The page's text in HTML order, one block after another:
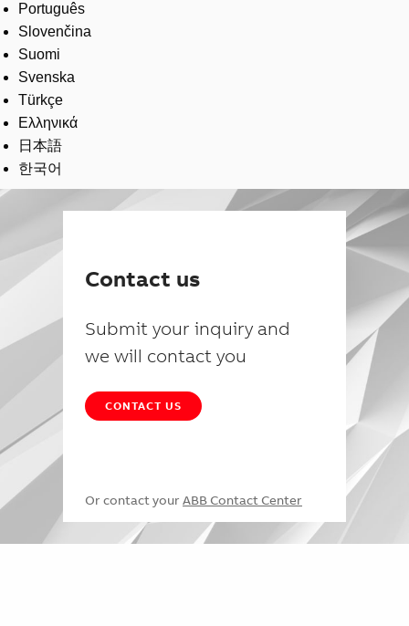
Português
Slovenčina
Suomi
Svenska
Türkçe
Ελληνικά
日本語
한국어
Contact us
Submit your inquiry and
we will contact you
CONTACT US
Or contact your ABB Contact Center